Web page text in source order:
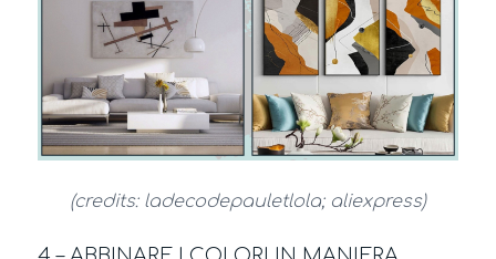
(credits: ladecodepauletlola; aliexpress)